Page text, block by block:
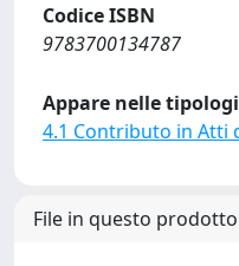
Codice ISBN
9783700134787
Appare nelle
4.1 Contributo in Atti
File in questo